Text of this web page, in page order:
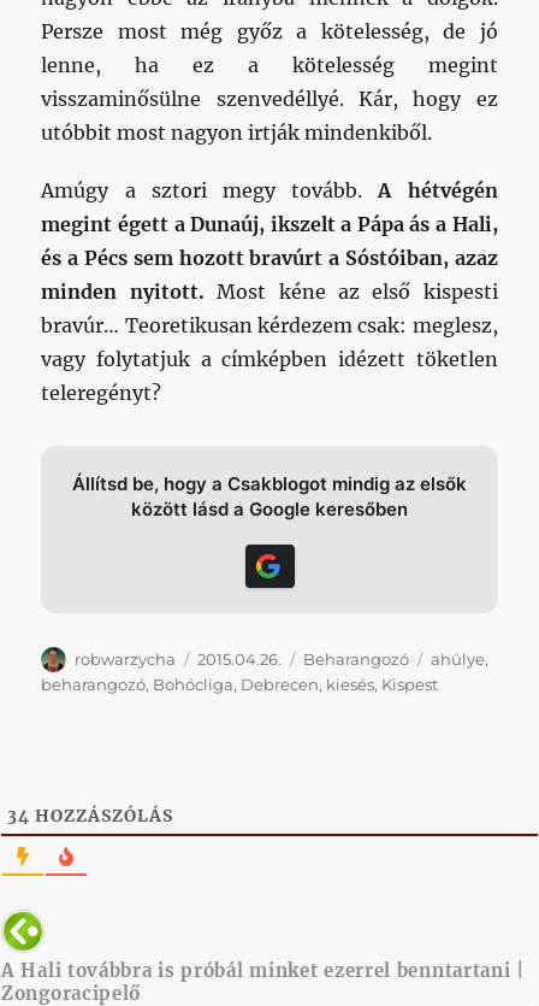
Persze most még győz a kötelesség, de jó
lenne, ha ez a kötelesség megint
visszaminősülne szenvedéllyé. Kár, hogy ez
utóbbit most nagyon irtják mindenkiből.
Amúgy a sztori megy tovább.A hétvégén
megint égett a Dunaúj, ikszelt a Pápa ás a Hali,
és a Pécs sem hozott bravúrt a Sóstóiban, azaz
minden nyitott. Most kéne az első kispesti
bravúr… Teoretikusan kérdezem csak: meglesz,
vagy folytatjuk a címképben idézett töketlen
teleregényt?
Állítsd be, hogy a Csakblogot mindig az elsők
között lásd a Google keresőben
Szerző
robwarzycha Közzétéve
2015.04.26. Kategória
Beharangozó Címke
ahülye,
beharangozó, Bohócliga, Debrecen, kiesés, Kispest
34 HOZZÁSZÓLÁS
A Hali továbbra is próbál minket ezerrel benntartani |
Zongoracipelő